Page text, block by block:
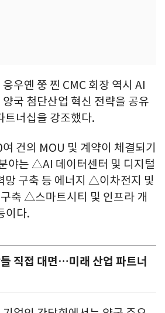
우옌 쭝 찐 CMC 회장 역시 AI
국 첨단산업 혁신 전략을 공유
트너십을 강조했다.
건의 MOU 및 계약이 체결되기
야는 △AI 데이터센터 및 디지털
구축 등 에너지 △이차전지 및
축 △스마트시티 및 인프라 개
이다.
직접 대면…미래 산업 파트너